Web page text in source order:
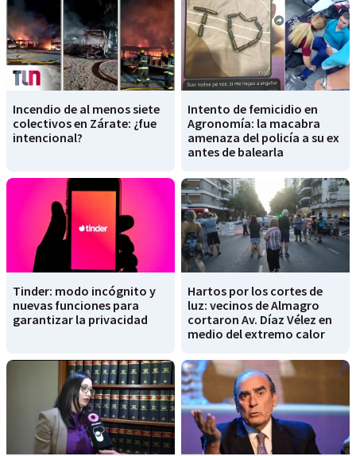
Incendio de al menos siete
colectivos en Zárate: ¿fue
intencional?
Intento de femicidio en
Agronomía: la macabra
amenaza del policía a su ex
antes de balearla
Tinder: modo incógnito y
nuevas funciones para
garantizar la privacidad
Hartos por los cortes de
luz: vecinos de Almagro
cortaron Av. Díaz Vélez en
medio del extremo calor